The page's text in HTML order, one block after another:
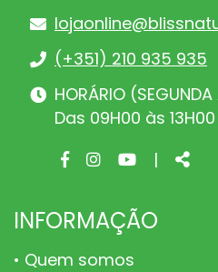
(+351) 210 935 935
HORÁRIO
Das 09H00 às
Facebook
Instagram
Youtube
|
INFORMAÇÃO
Quem somos